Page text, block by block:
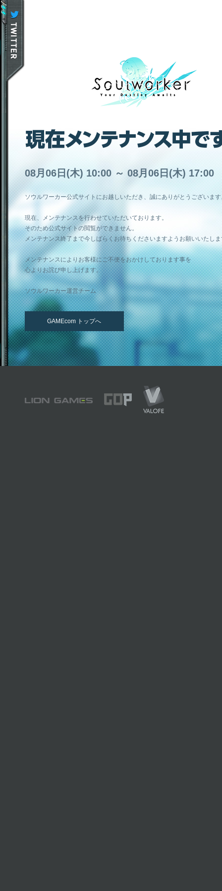
08月06日(木) 10:00 ～ 08月06日(木) 17:00
ソウルワーカー公式サイトにお越しいただき、誠にありがとうございま
現在、メンテナンスを行わせていただいております。
そのため公式サイトの閲覧ができません。
メンテナンス終了まで今しばらくお待ちくださいますようお願いいたし
メンテナンスによりお客様にご不便をおかけしております事を
心よりお詫び申し上げます。
ソウルワーカー運営チーム
GAMEcom トップへ